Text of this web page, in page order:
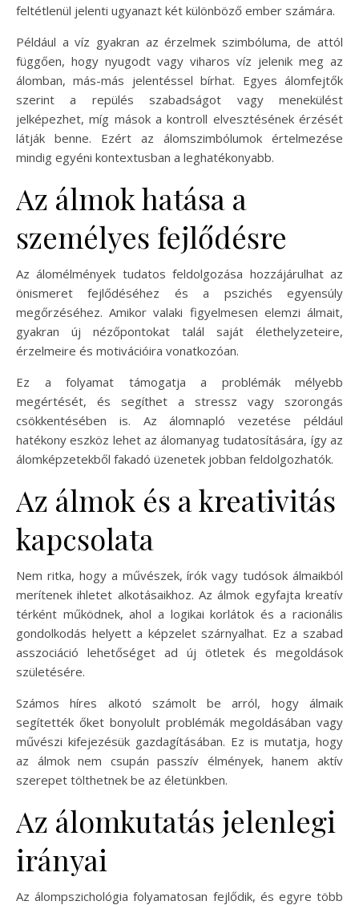
feltétlenül jelenti ugyanazt két különböző ember számára.
Például a víz gyakran az érzelmek szimbóluma, de attól
függően, hogy nyugodt vagy viharos víz jelenik meg az
álomban, más-más jelentéssel bírhat. Egyes álomfejtők
szerint a repülés szabadságot vagy menekülést
jelképezhet, míg mások a kontroll elvesztésének érzését
látják benne. Ezért az álomszimbólumok értelmezése
mindig egyéni kontextusban a leghatékonyabb.
Az álmok hatása a
személyes fejlődésre
Az álomélmények tudatos feldolgozása hozzájárulhat az
önismeret fejlődéséhez és a pszichés egyensúly
megőrzéséhez. Amikor valaki figyelmesen elemzi álmait,
gyakran új nézőpontokat talál saját élethelyzeteire,
érzelmeire és motivációira vonatkozóan.
Ez a folyamat támogatja a problémák mélyebb
megértését, és segíthet a stressz vagy szorongás
csökkentésében is. Az álomnapló vezetése például
hatékony eszköz lehet az álomanyag tudatosítására, így az
álomképzetekből fakadó üzenetek jobban feldolgozhatók.
Az álmok és a kreativitás
kapcsolata
Nem ritka, hogy a művészek, írók vagy tudósok álmaikból
merítenek ihletet alkotásaikhoz. Az álmok egyfajta kreatív
térként működnek, ahol a logikai korlátok és a racionális
gondolkodás helyett a képzelet szárnyalhat. Ez a szabad
asszociáció lehetőséget ad új ötletek és megoldások
születésére.
Számos híres alkotó számolt be arról, hogy álmaik
segítették őket bonyolult problémák megoldásában vagy
művészi kifejezésük gazdagításában. Ez is mutatja, hogy
az álmok nem csupán passzív élmények, hanem aktív
szerepet tölthetnek be az életünkben.
Az álomkutatás jelenlegi
irányai
Az álompszichológia folyamatosan fejlődik, és egyre több